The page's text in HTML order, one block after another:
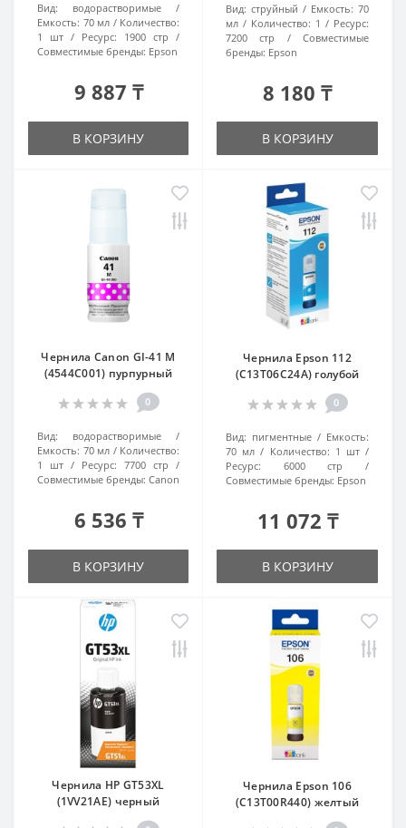
Вид:
водорастворимые
Емкость: 70 мл
Количество:
1 шт
Ресурс:
1900 стр
Совместимые бренды: Epson
9 887 ₸
В КОРЗИНУ
Вид: струйный Емкость: 70
мл
Количество: 1
Ресурс:
7200 стр
Совместимые
бренды: Epson
8 180 ₸
В КОРЗИНУ
Чернила Canon GI-41 M
(4544C001) пурпурный
0
Вид:
водорастворимые
Емкость: 70 мл
Количество:
1 шт
Ресурс: 7700 стр
Совместимые бренды: Canon
6 536 ₸
В КОРЗИНУ
Чернила Epson 112
(C13T06C24A) голубой
0
Вид: пигментные
Емкость:
70 мл
Количество: 1 шт
Ресурс:
6000 стр
Совместимые бренды: Epson
11 072 ₸
В КОРЗИНУ
Чернила HP GT53XL
(1VV21AE) черный
Чернила Epson 106
(C13T00R440) желтый